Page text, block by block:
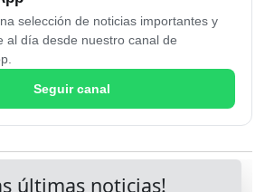
selección de noticias importantes y
al día desde nuestro canal de
Seguir canal